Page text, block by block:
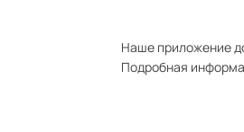
Наше приложение
Подробная